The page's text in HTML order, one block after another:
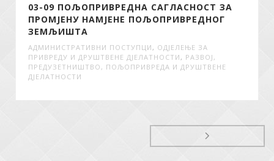
03-09 ПОЉОПРИВРЕДНА САГЛАСНОСТ ЗА
ПРОМЈЕНУ НАМЈЕНЕ ПОЉОПРИВРЕДНОГ
ЗЕМЉИШТА
АДМИНИСТРАТИВНИ ПОСТУПЦИ , ОДЈЕЛЕЊЕ ЗА
ПРИВРЕДУ И ДРУШТВЕНЕ ДЈЕЛАТНОСТИ , РАЗВОЈ,
ПРЕДУЗЕТНИШТВО, ПОЉОПРИВРЕДА И ДРУШТВЕНЕ
ДЈЕЛАТНОСТИ